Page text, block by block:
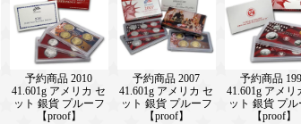
予約商品 2010
41.601g アメリカ セ
ット 銀貨 プルーフ
【proof】
予約商品 2007
41.601g アメリカ セ
ット 銀貨 プルーフ
【proof】
予約商品
41.601g アメリ
ット 銀貨 プル
【proof】